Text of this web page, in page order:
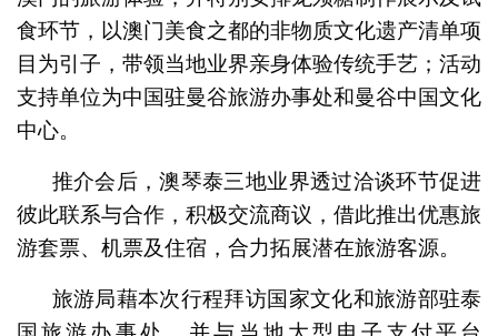
食环节，以澳门美食之都的非物质文化遗产清单项
目为引子，带领当地业界亲身体验传统手艺；活动
支持单位为中国驻曼谷旅游办事处和曼谷中国文化
中心。
推介会后，澳琴泰三地业界透过洽谈环节促进
彼此联系与合作，积极交流商议，借此推出优惠旅
游套票、机票及住宿，合力拓展潜在旅游客源。
旅游局藉本次行程拜访国家文化和旅游部驻泰